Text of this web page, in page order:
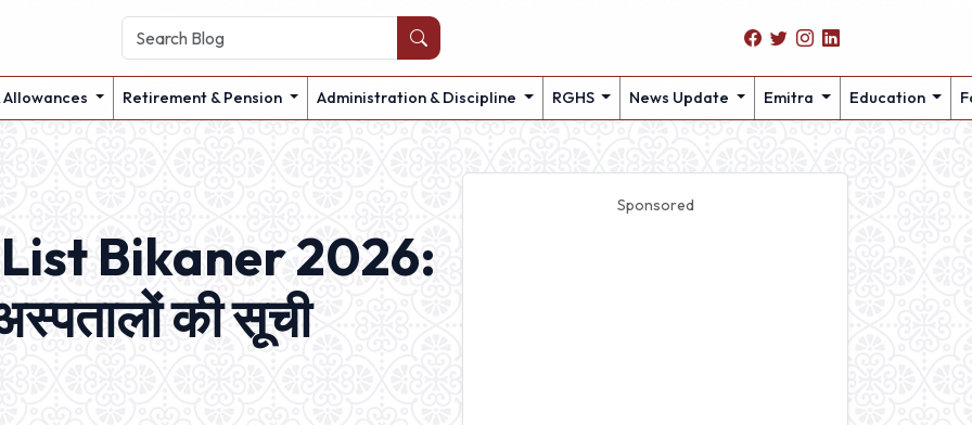
Retirement & Pension Administration & Discipline RGHS News Update Emitra Education
Bikaner 2026:
की सूची
Sponsored